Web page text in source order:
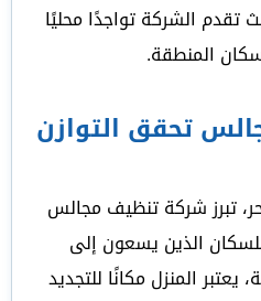
الشركة تواجدًا محليًا
سكان المنطقة.
تحقق التوازن
تبرز شركة تنظيف مجالس
الذين يسعون إلى
المنزل مكانًا للتجديد